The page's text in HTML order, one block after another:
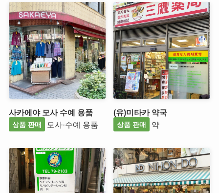
사카에야 모사 수예 용품
상품 판매 모사·수예 용품
(유)미타카 약국
상품 판매 약